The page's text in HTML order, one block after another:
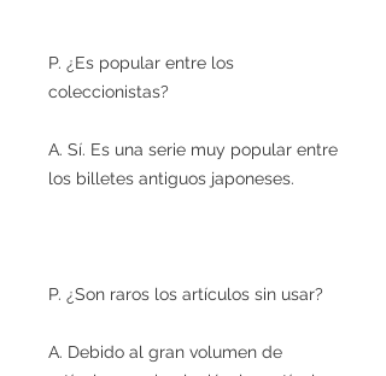
P. ¿Es popular entre los
coleccionistas?
A. Sí. Es una serie muy popular entre
los billetes antiguos japoneses.
P. ¿Son raros los artículos sin usar?
A. Debido al gran volumen de